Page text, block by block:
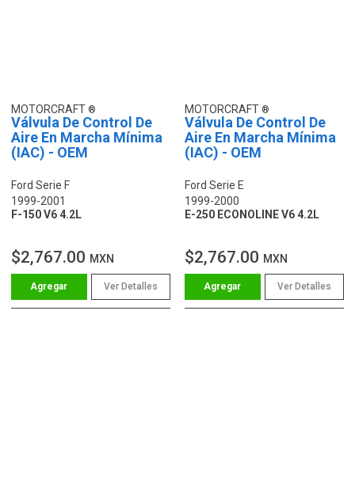
MOTORCRAFT
Válvula De Control De
Aire En Marcha Mínima
(IAC) - OEM
Ford Serie F
1999-2001
F-150 V6 4.2L
$2,767.00 MXN
Ver Detalles
MOTORCRAFT
Válvula De Control De
Aire En Marcha Mínima
(IAC) - OEM
Ford Serie E
1999-2000
E-250 ECONOLINE V6 4.2L
$2,767.00 MXN
Ver Detalles